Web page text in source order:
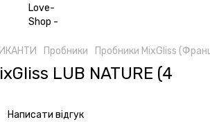
Пробники Пробники MixGliss
LUB NATURE (4
Написати відгук